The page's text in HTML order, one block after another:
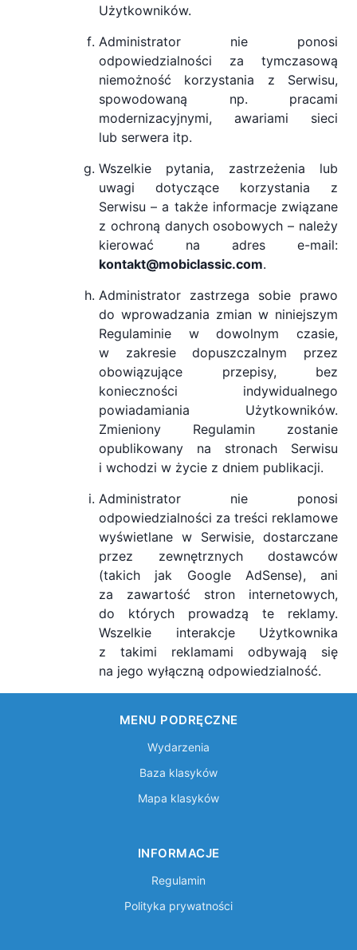
Użytkowników.
Administrator nie ponosi
odpowiedzialności za tymczasową
niemożność korzystania z Serwisu,
spowodowaną np. pracami
modernizacyjnymi, awariami sieci
lub serwera itp.
Wszelkie pytania, zastrzeżenia lub
uwagi dotyczące korzystania z
Serwisu – a także informacje związane
z ochroną danych osobowych – należy
kierować na adres e-mail:
kontakt@mobiclassic.com.
Administrator zastrzega sobie prawo
do wprowadzania zmian w niniejszym
Regulaminie w dowolnym czasie,
w zakresie dopuszczalnym przez
obowiązujące przepisy, bez
konieczności indywidualnego
powiadamiania Użytkowników.
Zmieniony Regulamin zostanie
opublikowany na stronach Serwisu
i wchodzi w życie z dniem publikacji.
Administrator nie ponosi
odpowiedzialności za treści reklamowe
wyświetlane w Serwisie, dostarczane
przez zewnętrznych dostawców
(takich jak Google AdSense), ani
za zawartość stron internetowych,
do których prowadzą te reklamy.
Wszelkie interakcje Użytkownika
z takimi reklamami odbywają się
na jego wyłączną odpowiedzialność.
MENU PODRĘCZNE
Wydarzenia
Baza klasyków
Mapa klasyków
INFORMACJE
Regulamin
Polityka prywatności